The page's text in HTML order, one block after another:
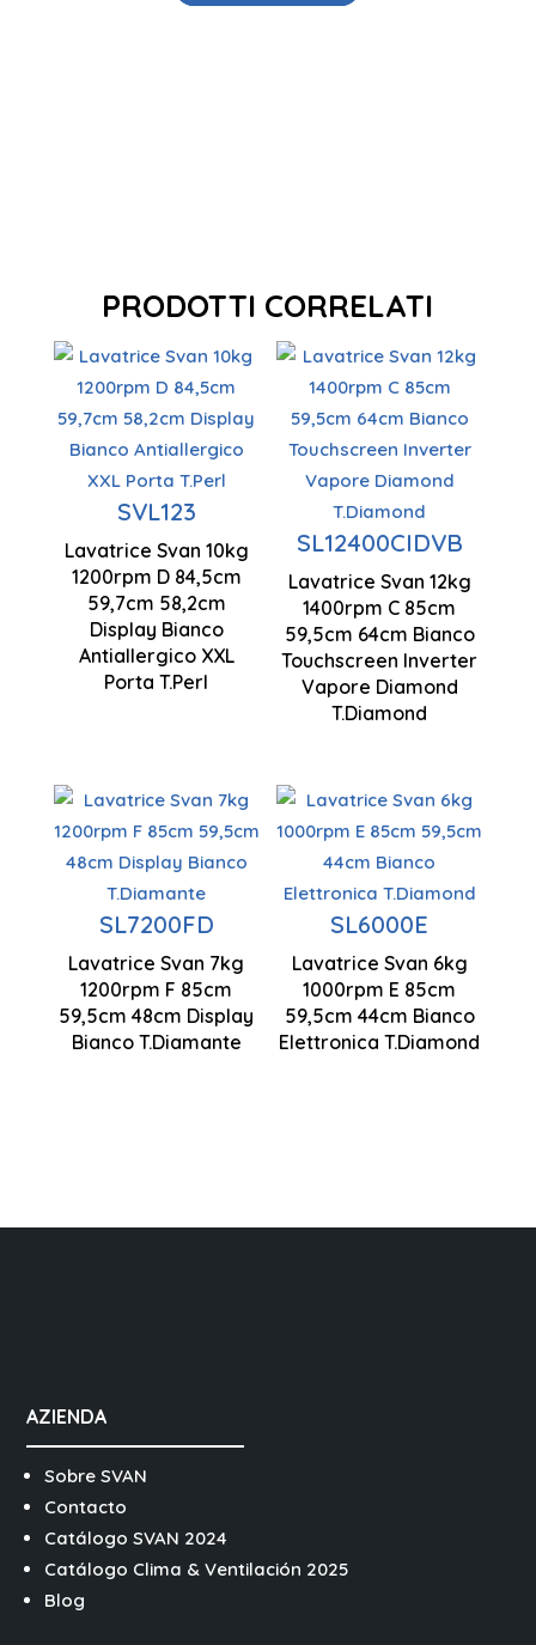
PRODOTTI CORRELATI
SVL123
Lavatrice Svan 10kg
1200rpm D 84,5cm
59,7cm 58,2cm
Display Bianco
Antiallergico XXL
Porta T.Perl
845 x 597
x 582 mm
SL12400CIDVB
Lavatrice Svan 12kg
1400rpm C 85cm
59,5cm 64cm Bianco
Touchscreen Inverter
Vapore Diamond
T.Diamond
Capacità di
carico 12
kg
Centrifugazione
1400 rpm
Motore
inverter
SL7200FD
Lavatrice Svan 7kg
1200rpm F 85cm
59,5cm 48cm Display
Bianco T.Diamante
carico 7 kg
Capacità di
carico 7 kg
Centrifugazione
1200 rpm
Controllo
del display
a LED
850 x 595
x 480 mm
SL6000E
Lavatrice Svan 6kg
1000rpm E 85cm
59,5cm 44cm Bianco
Elettronica T.Diamond
Capacità di
carico 6 kg
Pulizia
degli
interni
AZIENDA
Sobre SVAN
Contacto
Catálogo SVAN 2024
Catálogo Clima & Ventilación 2025
Blog